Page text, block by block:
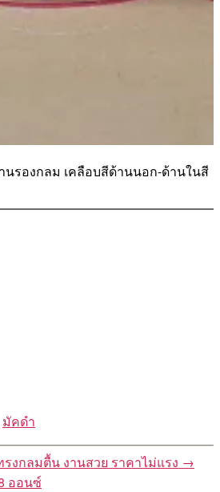
นรองกลม เคลือบสีด้านนอก-ด้านในสี
มัคดำ
รงกลมตื้น งานสวย ราคาไม่แรง →
ออนซ์